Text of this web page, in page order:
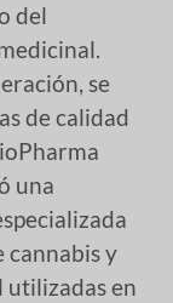
del
se
de calidad
una
cannabis y
utilizadas en